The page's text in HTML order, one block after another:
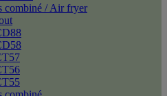
combiné / Air fryer